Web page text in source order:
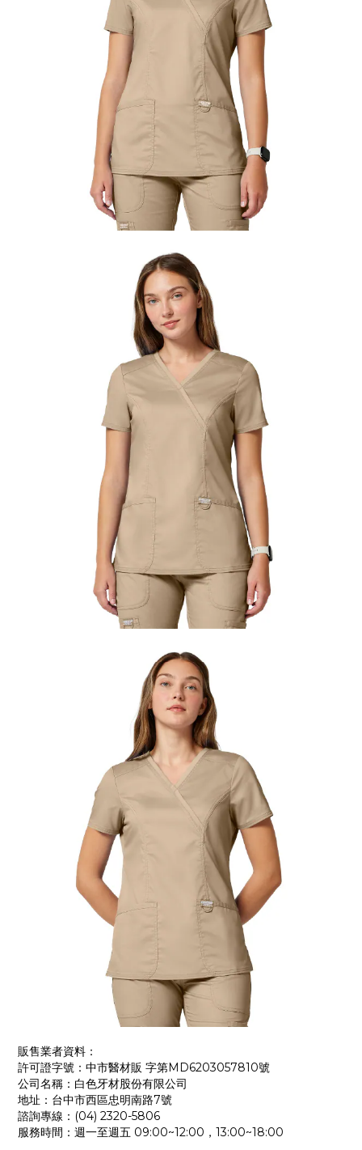
販售業者資料：
許可證字號：中市醫材販 字第MD6203057810號
公司名稱：白色牙材股份有限公司
地址：台中市西區忠明南路7號
諮詢專線：(04) 2320-5806
服務時間：週一至週五 09:00~12:00，13:00~18:00